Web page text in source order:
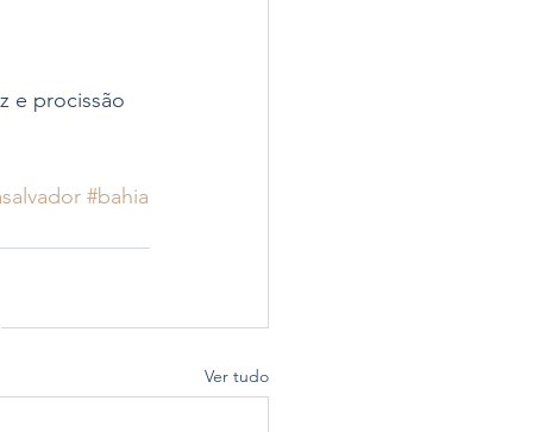
e procissão
#bahia
Ver tudo